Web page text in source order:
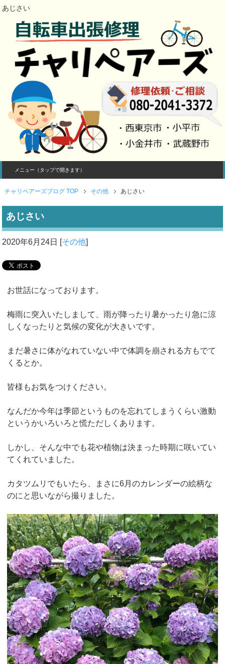
あじさい
メニュー（タップで開きます）
チャリペアーズブログ TOP その他 あじさい
あじさい
2020年6月24日 [その他]
お世話になっております。
梅雨に突入いたしまして、雨が降ったり暑かったり急に涼
しくなったりと気候の変化が大きいです。
まだ暑さに体がなれていない中で体調を崩される方もでて
くるとか。
皆様もお気をつけください。
なんだか今年は季節というものを忘れてしまうくらい激動
というかいろいろと慌ただしくあります。
しかし、そんな中でも花や植物は決まった時期に咲いてい
てくれていました。
カタツムリでもいたら、まさに6月のカレンダーの絵柄な
のにと思いながら撮りました。